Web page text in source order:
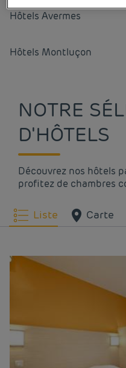
Hôtels Avermes
Hôtels Montluçon
NOTRE
D'HÔTELS
Découvrez nos hôtels
profitez de chambres
Liste Carte